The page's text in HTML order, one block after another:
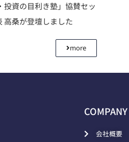
投資の目利き塾」協賛セッ
高桑が登壇しました
more
COMPANY
会社概要